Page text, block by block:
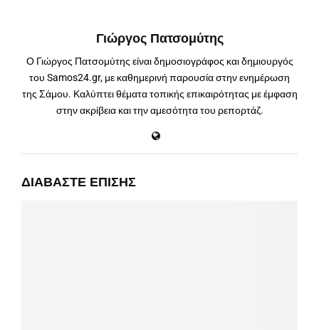
Γιώργος Πατσομύτης
Ο Γιώργος Πατσομύτης είναι δημοσιογράφος και δημιουργός
του Samos24.gr, με καθημερινή παρουσία στην ενημέρωση
της Σάμου. Καλύπτει θέματα τοπικής επικαιρότητας με έμφαση
στην ακρίβεια και την αμεσότητα του ρεπορτάζ.
ΔΙΑΒΆΣΤΕ ΕΠΊΣΗΣ